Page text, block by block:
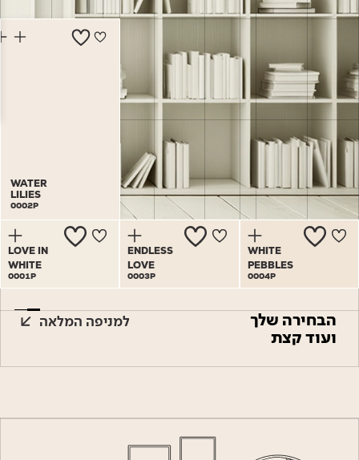
רובה
RAL
לכל מוצרי צבע וציפויים
Academy
תוכן מקצועי
אודותינו
מדיניות סביבתית
מדיניות מערכת משולבת ו - ISO
פתרונות לתעשייה
WATER
LILIES
0002P
WHITE
PEBBLES
0004P
ENDLESS
LOVE
0003P
WATER
LILIES
0002P
LOVE IN
WHITE
0001P
הבחירה שלך
ועוד קצת
למניפה המלאה